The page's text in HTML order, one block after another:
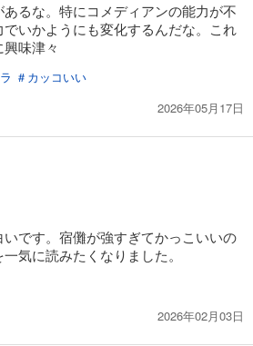
るな。特にコメディアンの能力が不
いかようにも変化するんだな。これ
味津々
＃カッコいい
2026年05月17日
です。宿儺が強すぎてかっこいいの
気に読みたくなりました。
2026年02月03日